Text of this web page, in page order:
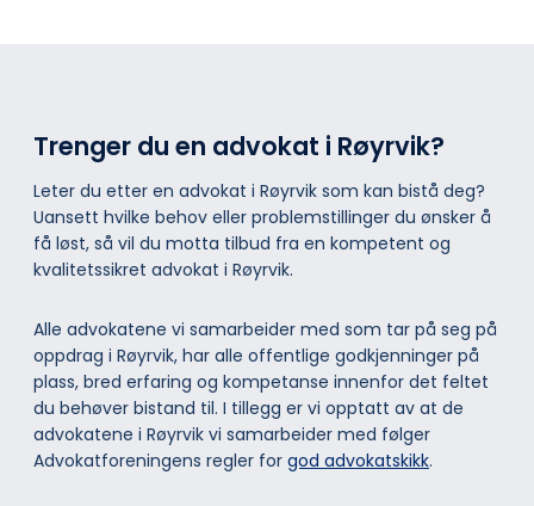
Trenger du en advokat i Røyrvik?
Leter du etter en advokat i Røyrvik som kan bistå deg?
Uansett hvilke behov eller problemstillinger du ønsker å
få løst, så vil du motta tilbud fra en kompetent og
kvalitetssikret advokat i Røyrvik.
Alle advokatene vi samarbeider med som tar på seg på
oppdrag i Røyrvik, har alle offentlige godkjenninger på
plass, bred erfaring og kompetanse innenfor det feltet
du behøver bistand til. I tillegg er vi opptatt av at de
advokatene i Røyrvik vi samarbeider med følger
Advokatforeningens regler for god advokatskikk.